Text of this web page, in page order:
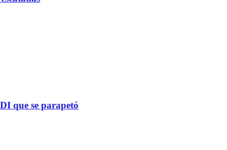
que se parapetó